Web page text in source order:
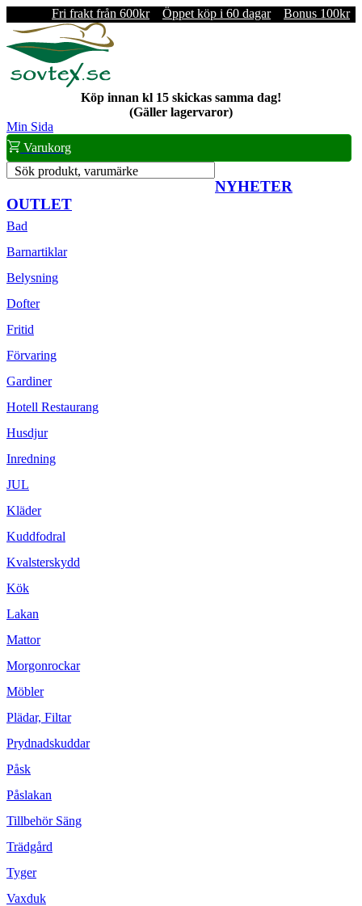
Fri frakt från 600kr Öppet köp i 60 dagar Bonus 100kr
Köp innan kl 15 skickas samma dag!
(Gäller lagervaror)
Min Sida
Varukorg
Sök produkt, varumärke
NYHETER
OUTLET
Bad
Barnartiklar
Belysning
Dofter
Fritid
Förvaring
Gardiner
Hotell Restaurang
Husdjur
Inredning
JUL
Kläder
Kuddfodral
Kvalsterskydd
Kök
Lakan
Mattor
Morgonrockar
Möbler
Plädar, Filtar
Prydnadskuddar
Påsk
Påslakan
Tillbehör Säng
Trädgård
Tyger
Vaxduk